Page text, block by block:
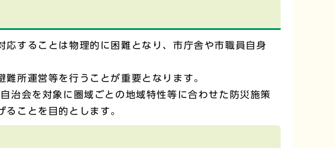
することは物理的に困難となり、市庁舎や市職員自身
所運営等を行うことが重要となります。
治会を対象に圏域ごとの地域特性等に合わせた防災施策
ことを目的とします。